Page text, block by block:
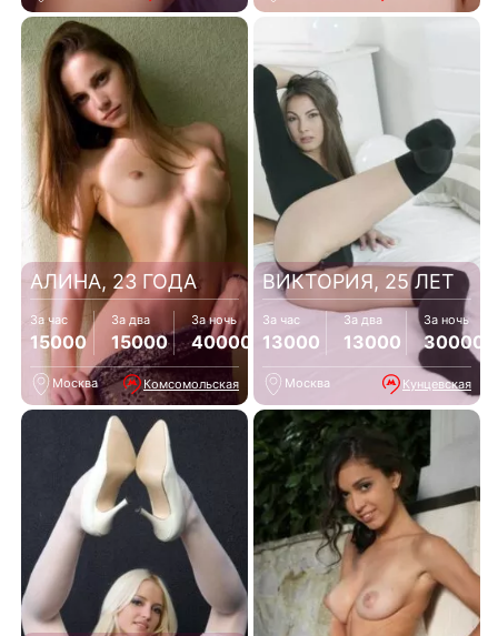
АЛИНА, 23 ГОДА
За час
15000
За два
15000
За ночь
40000
Москва Комсомольская
ВИКТОРИЯ, 25 ЛЕТ
За час
13000
За два
13000
За ночь
30000
Москва Кунцевская